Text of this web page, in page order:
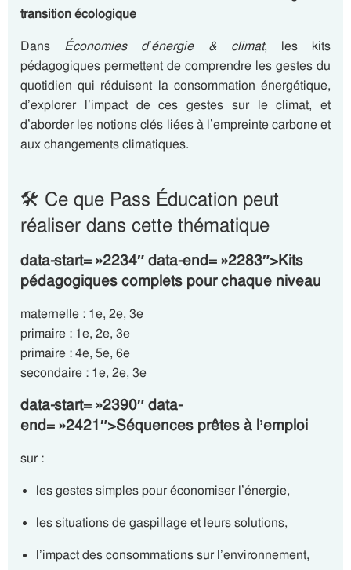
transition écologique
Dans Économies d’énergie & climat, les kits
pédagogiques permettent de comprendre les gestes du
quotidien qui réduisent la consommation énergétique,
d’explorer l’impact de ces gestes sur le climat, et
d’aborder les notions clés liées à l’empreinte carbone et
aux changements climatiques.
🛠️ Ce que Pass Éducation peut
réaliser dans cette thématique
data-start= »2234″ data-end= »2283″>Kits
pédagogiques complets pour chaque niveau
maternelle : 1e, 2e, 3e
primaire : 1e, 2e, 3e
primaire : 4e, 5e, 6e
secondaire : 1e, 2e, 3e
data-start= »2390″ data-
end= »2421″>Séquences prêtes à l’emploi
sur :
les gestes simples pour économiser l’énergie,
les situations de gaspillage et leurs solutions,
l’impact des consommations sur l’environnement,